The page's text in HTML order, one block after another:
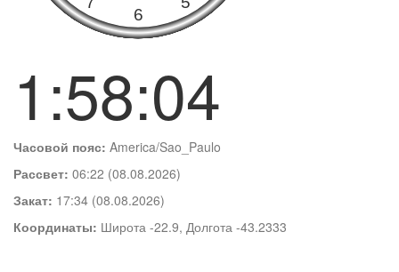
1:58:05
Часовой пояс: America/Sao_Paulo
Рассвет: 06:22 (08.08.2026)
Закат: 17:34 (08.08.2026)
Координаты: Широта -22.9, Долгота -43.2333